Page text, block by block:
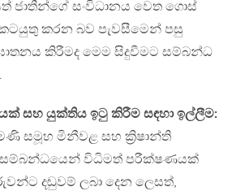
ජාතීන්ගේ සංවිධානය වෙත ගොස්
කරන බව පැවසීමෙන් පසු
කිරීමද මෙම සිදුවීමට සම්බන්ධ
සහ යුක්තිය ඉටු කිරීම සඳහා ඉල්ලීම:
සමූහ මිනීවළ සහ ක්‍රිෂාන්ති
සම්බන්ධයෙන් විධිමත් පරීක්ෂණයක්
දඬුවම් ලබා දෙන ලෙසත්,